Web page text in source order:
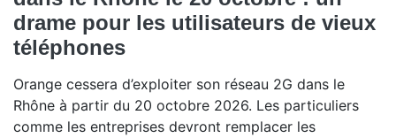
drame pour les utilisateurs de vieux
téléphones
Orange cessera d’exploiter son réseau 2G dans le
Rhône à partir du 20 octobre 2026. Les particuliers
comme les entreprises devront remplacer les